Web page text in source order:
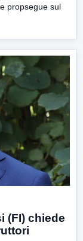
propsegue sul
(FI) chiede